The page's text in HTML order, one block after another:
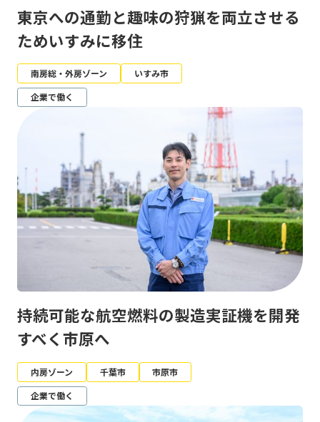
東京への通勤と趣味の狩猟を両立させる
ためいすみに移住
南房総・外房ゾーン
いすみ市
企業で働く
持続可能な航空燃料の製造実証機を開発
すべく市原へ
内房ゾーン 千葉市
市原市
企業で働く